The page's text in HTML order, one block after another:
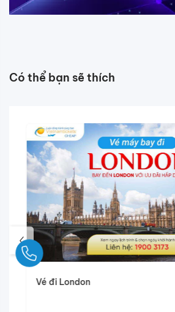
Có thể bạn sẽ thích
Vé đi London